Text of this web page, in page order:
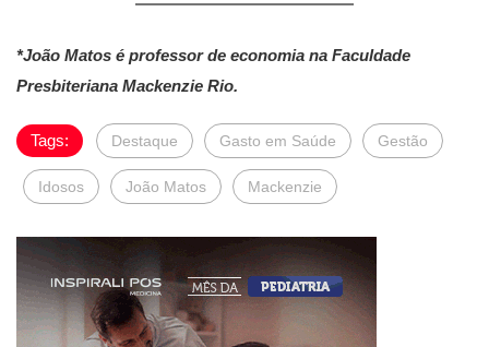
*João Matos é professor de economia na Faculdade
Presbiteriana Mackenzie Rio.
Tags: Destaque Gasto em Saúde Gestão
Idosos João Matos Mackenzie